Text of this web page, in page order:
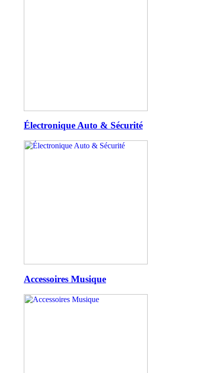
Électronique Auto & Sécurité
Accessoires Musique